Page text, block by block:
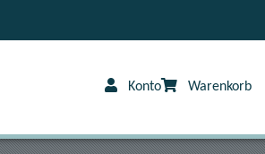
Konto Warenkorb